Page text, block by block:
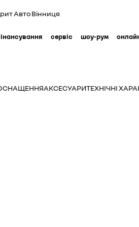
Авто Вінниця
сервіс шоу-рум
АКСЕСУАРИТЕХНІЧНІ